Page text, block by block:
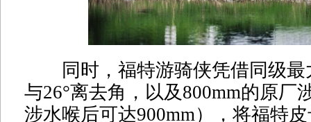
同时，福特游骑侠凭借同级最
与26°离去角，以及800mm的原厂
涉水喉后可达900mm），将福特